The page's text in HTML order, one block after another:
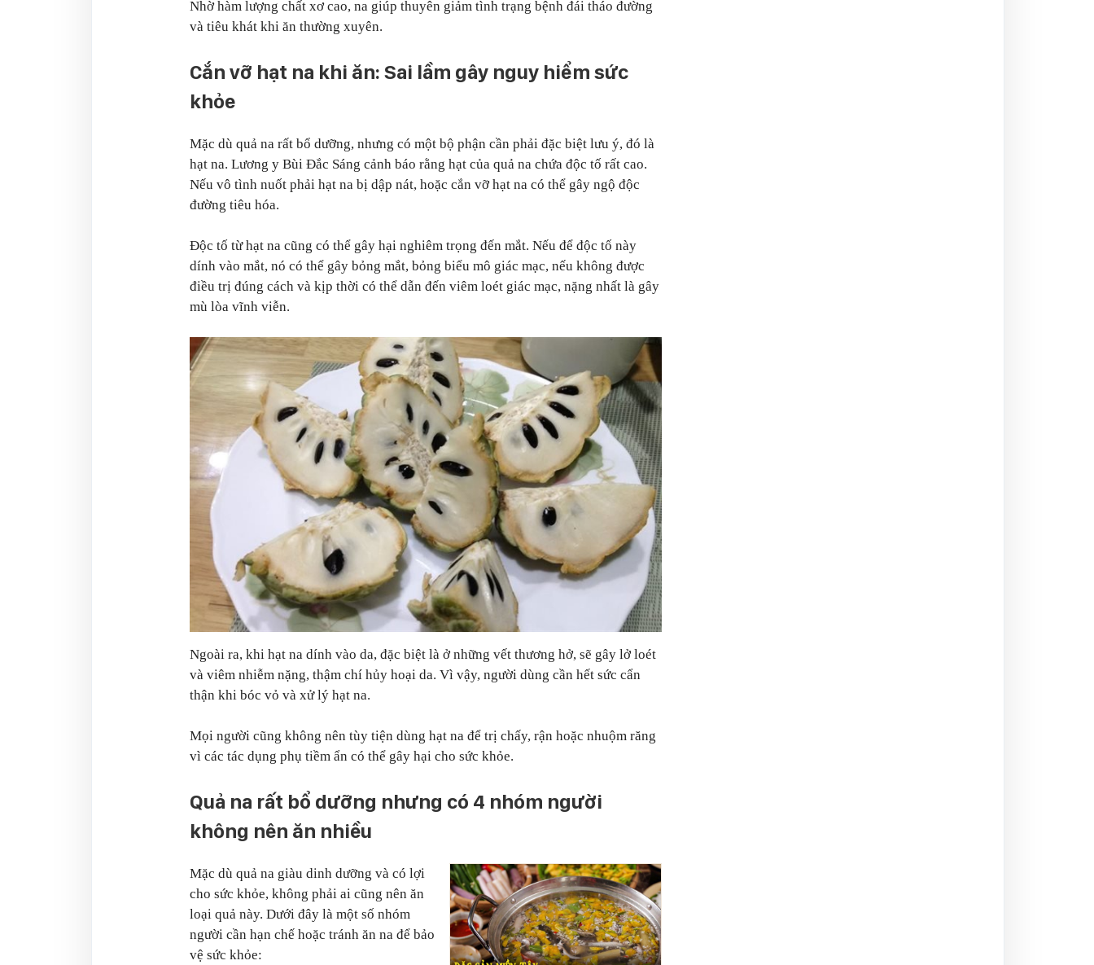
Nhờ hàm lượng chất xơ cao, na giúp thuyên giảm tình trạng bệnh đái tháo đường
và tiêu khát khi ăn thường xuyên.
Cắn vỡ hạt na khi ăn: Sai lầm gây nguy hiểm sức
khỏe
Mặc dù quả na rất bổ dưỡng, nhưng có một bộ phận cần phải đặc biệt lưu ý, đó là
hạt na. Lương y Bùi Đắc Sáng cảnh báo rằng hạt của quả na chứa độc tố rất cao.
Nếu vô tình nuốt phải hạt na bị dập nát, hoặc cắn vỡ hạt na có thể gây ngộ độc
đường tiêu hóa.
Độc tố từ hạt na cũng có thể gây hại nghiêm trọng đến mắt. Nếu để độc tố này
dính vào mắt, nó có thể gây bỏng mắt, bỏng biểu mô giác mạc, nếu không được
điều trị đúng cách và kịp thời có thể dẫn đến viêm loét giác mạc, nặng nhất là gây
mù lòa vĩnh viễn.
Ngoài ra, khi hạt na dính vào da, đặc biệt là ở những vết thương hở, sẽ gây lở loét
và viêm nhiễm nặng, thậm chí hủy hoại da. Vì vậy, người dùng cần hết sức cẩn
thận khi bóc vỏ và xử lý hạt na.
Mọi người cũng không nên tùy tiện dùng hạt na để trị chấy, rận hoặc nhuộm răng
vì các tác dụng phụ tiềm ẩn có thể gây hại cho sức khỏe.
Quả na rất bổ dưỡng nhưng có 4 nhóm người
không nên ăn nhiều
Mặc dù quả na giàu dinh dưỡng và có lợi
cho sức khỏe, không phải ai cũng nên ăn
loại quả này. Dưới đây là một số nhóm
người cần hạn chế hoặc tránh ăn na để bảo
vệ sức khỏe: